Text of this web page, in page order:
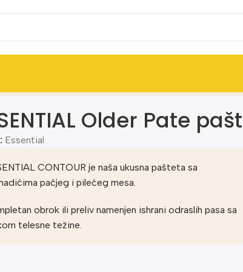
Older Pate
Essential
CONTOUR je naša ukusna pašteta sa
pačjeg i pilećeg mesa.
obrok ili preliv namenjen ishrani odraslih pasa sa
telesne težine.